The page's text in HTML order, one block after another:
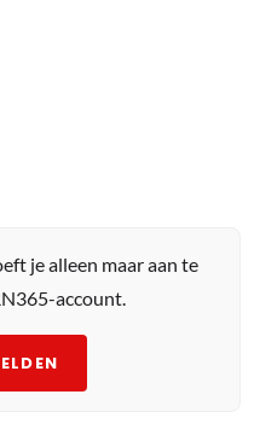
je alleen maar aan te
account.